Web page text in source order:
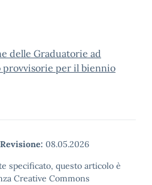
delle Graduatorie ad
provvisorie per il biennio
Revisione: 08.05.2026
specificato, questo articolo è
Creative Commons